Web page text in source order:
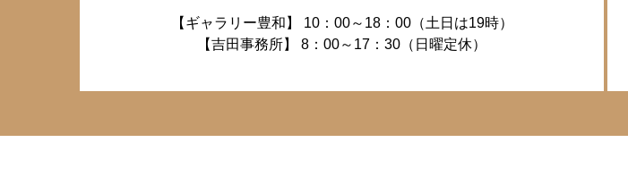
【ギャラリー豊和】 10：00～18：00（土日は19時）
【吉田事務所】 8：00～17：30（日曜定休）